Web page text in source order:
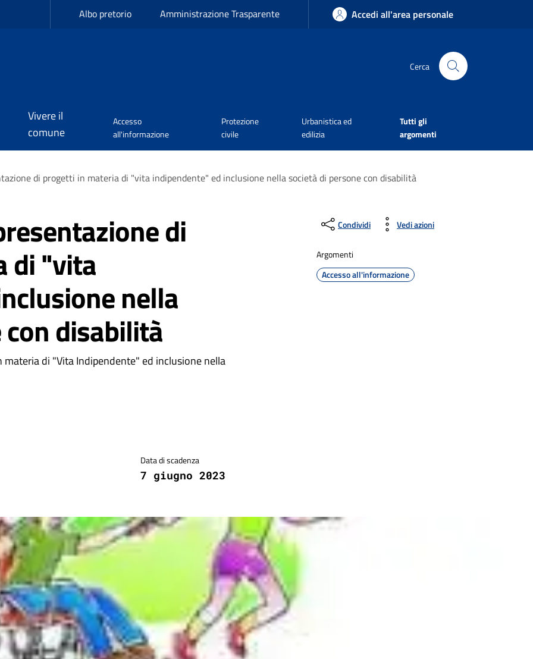
Albo pretorio Amministrazione Trasparente Accedi all'area personale
Cerca
Vivere il
comune
Accesso
all'informazione
Protezione
civile
Urbanistica ed
edilizia
Tutti gli
argomenti
di progetti in materia di "vita indipendente" ed inclusione nella società di persone con disabilità
di
di "vita
nella
disabilità
materia di "Vita Indipendente" ed inclusione nella
Condividi Vedi azioni
Argomenti
Accesso all'informazione
Data di scadenza
7 giugno 2023